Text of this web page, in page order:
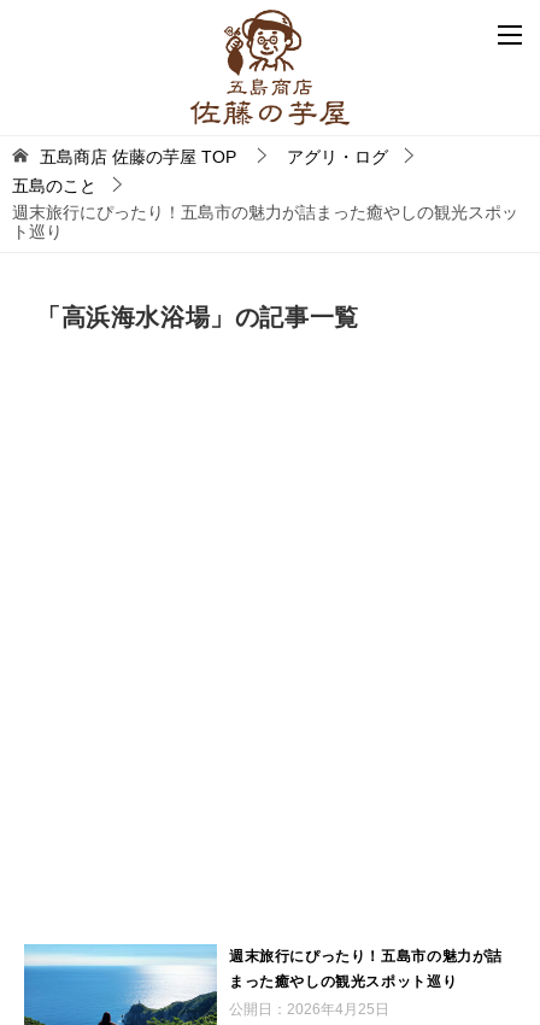
五島商店 佐藤の芋屋 TOP
アグリ・ログ
五島のこと
週末旅行にぴったり！五島市の魅力が詰まった癒やしの観光スポッ
ト巡り
「高浜海水浴場」の記事一覧
週末旅行にぴったり！五島市の魅力が詰
まった癒やしの観光スポット巡り
公開日： 2026年4月25日